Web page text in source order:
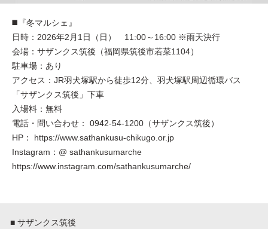
◼️『冬マルシェ』
日時：2026年2月1日（日） 11:00～16:00 ※雨天決行
会場：サザンクス筑後（福岡県筑後市若菜1104）
駐車場：あり
アクセス：JR羽犬塚駅から徒歩12分、羽犬塚駅周辺循環バス
「サザンクス筑後」下車
入場料：無料
電話・問い合わせ： 0942-54-1200（サザンクス筑後）
HP： https://www.sathankusu-chikugo.or.jp
Instagram：@ sathankusumarche
https://www.instagram.com/sathankusumarche/
■ サザンクス筑後